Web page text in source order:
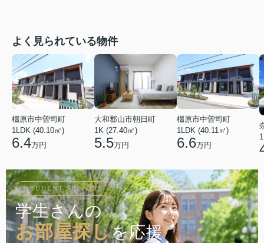
よく見られている物件
橿原市中曽司町
1LDK (40.10㎡)
6.4万円
大和郡山市朝日町
1K (27.40㎡)
5.5万円
橿原市中曽司町
1LDK (40.11㎡)
6.6万円
STUDENT SUPPORT
学生さんの
お部屋探しを応援